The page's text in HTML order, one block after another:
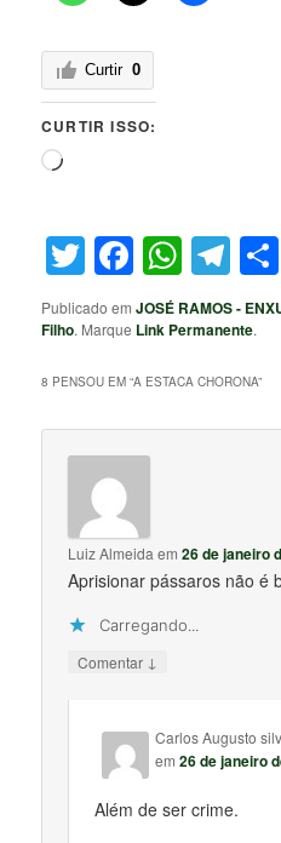
Curtir 0
CURTIR ISSO:
Carregando...
Twitter
Facebook
Publicado emJOSÉ RAMOS -
Filho. Marque Link Permanente.
8 PENSOU EM “A ESTACA CHORONA”
Luiz Almeida em26 de janeiro
Aprisionar pássaros não é
Carregando...
Comentar ↓
Carlos Augusto
em26 de janeiro
Além de ser crime.